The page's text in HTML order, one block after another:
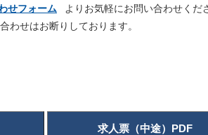
せフォーム よりお気軽にお問い合わせくだ
わせはお断りしております。
求人票（中途）PDF